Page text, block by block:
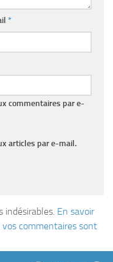
*
commentaires par e-
articles par e-mail.
indésirables. En savoir
commentaires sont